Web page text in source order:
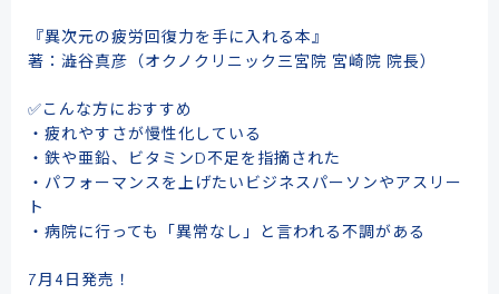
『異次元の疲労回復力を手に入れる本』
著：澁谷真彦（オクノクリニック三宮院 宮崎院 院長）
✅こんな方におすすめ
・疲れやすさが慢性化している
・鉄や亜鉛、ビタミンD不足を指摘された
・パフォーマンスを上げたいビジネスパーソンやアスリー
ト
・病院に行っても「異常なし」と言われる不調がある
7月4日発売！